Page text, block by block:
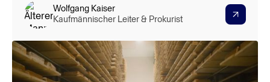
Wolfgang Kaiser
Kaufmännischer Leiter & Prokurist